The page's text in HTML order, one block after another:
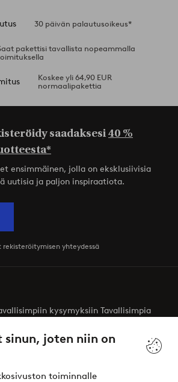
sinun, joten niin on
toiminnalle
30 päivän palautusoikeus*
pakettisi tavallista nopeammalla
Koskee yli 64,90 EUR
normaalipakettia
saadaksesi40 %
ensimmäinen, jolla on eksklusiivisia
uutisia ja paljon inspiraatiota.
yhteydessä
kysymyksiin Tavallisimpia